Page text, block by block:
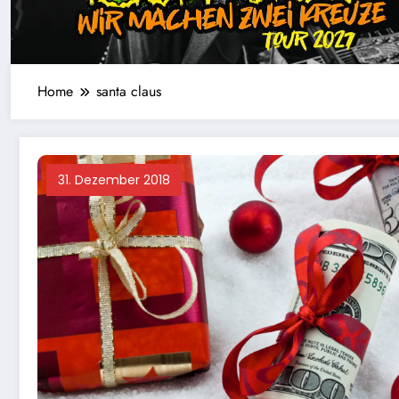
Home santa claus
31. Dezember 2018